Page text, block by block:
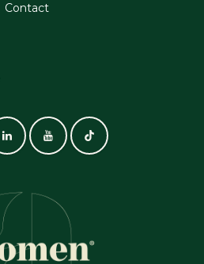
Cont​act